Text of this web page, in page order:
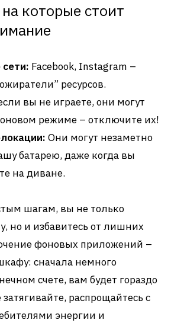
которые стоит
Facebook, Instagram –
ресурсов.
вы не играете, они могут
режиме – отключите их!
Они могут незаметно
батарею, даже когда вы
на диване.
шагам, вы не только
но и избавитесь от лишних
фоновых приложений –
сначала немного
счете, вам будет гораздо
распрощайтесь с
энергии и